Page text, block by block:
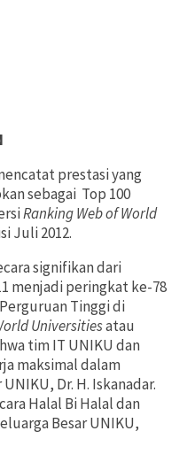
prestasi yang
sebagai Top 100
Ranking Web of World
Juli 2012.
signifikan dari
menjadi peringkat ke-78
Tinggi di
Universitiesatau
tim IT UNIKU dan
maksimal dalam
Dr. H. Iskanadar.
Halal Bi Halal dan
Besar UNIKU,